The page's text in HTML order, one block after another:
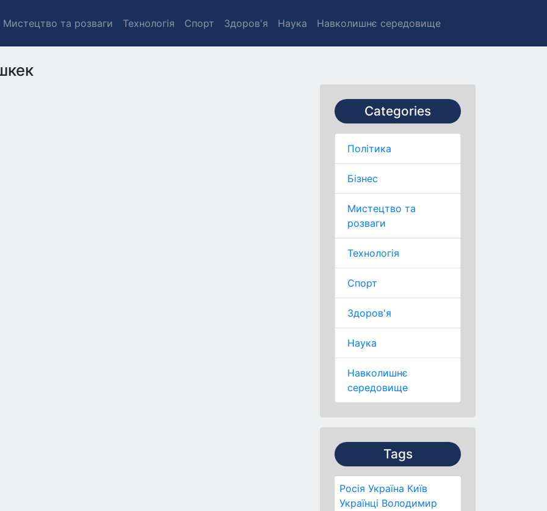
Мистецтво та розваги Технологія Спорт Здоров'я Наука Навколишнє середовище
Categories
Політика
Бізнес
Мистецтво та
розваги
Технологія
Спорт
Здоров'я
Наука
Навколишнє
середовище
Tags
Росія Україна Київ
Українці Володимир